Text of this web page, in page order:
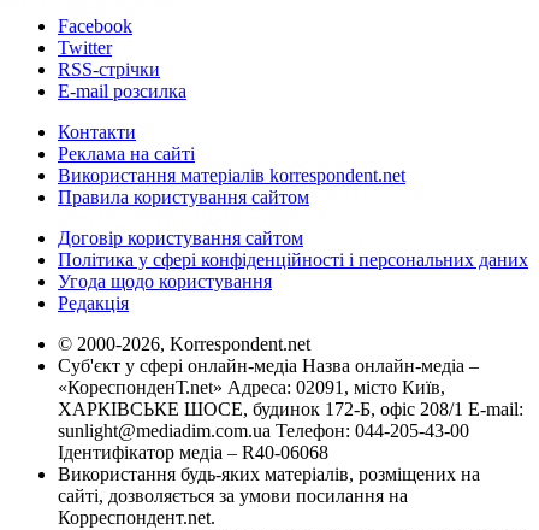
Facebook
Twitter
RSS-стрічки
E-mail розсилка
Контакти
Реклама на сайті
Використання матеріалів korrespondent.net
Правила користування сайтом
Договір користування сайтом
Політика у сфері конфіденційності і персональних даних
Угода щодо користування
Редакція
© 2000-2026, Korrespondent.net
Суб'єкт у сфері онлайн-медіа Назва онлайн-медіа –
«КореспонденТ.net» Адреса: 02091, місто Київ,
ХАРКІВСЬКЕ ШОСЕ, будинок 172-Б, офіс 208/1 E-mail:
sunlight@mediadim.com.ua Телефон: 044-205-43-00
Ідентифікатор медіа – R40-06068
Використання будь-яких матеріалів, розміщених на
сайті, дозволяється за умови посилання на
Корреспондент.net.